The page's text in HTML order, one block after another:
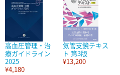
高血圧管理・治
療ガイドライン
2025
¥4,180
気管支鏡テキス
ト 第3版
¥13,200